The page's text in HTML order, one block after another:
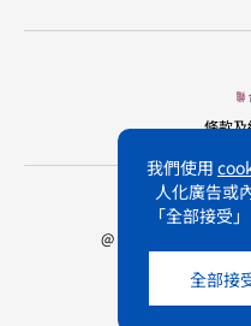
我們使用
人化廣告或
「全部接受
全部接
版權所有 不得轉
@ Joint Publishing
All
條款及